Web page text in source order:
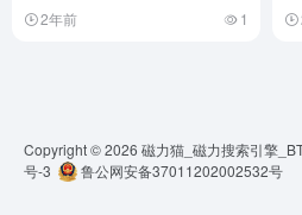
2年前 1
Copyright © 2026 磁力猫_磁力搜索引擎
号-3
鲁公网安备37011202002532号